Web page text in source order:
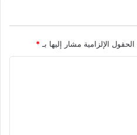
الحقول الإلزامية مشار إليها بـ*